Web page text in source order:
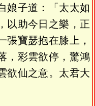
娘子道：「太太如
以助今日之樂，正
張寶瑟抱在膝上，
，彩雲欲停，驚鴻
欲仙之意。太君大